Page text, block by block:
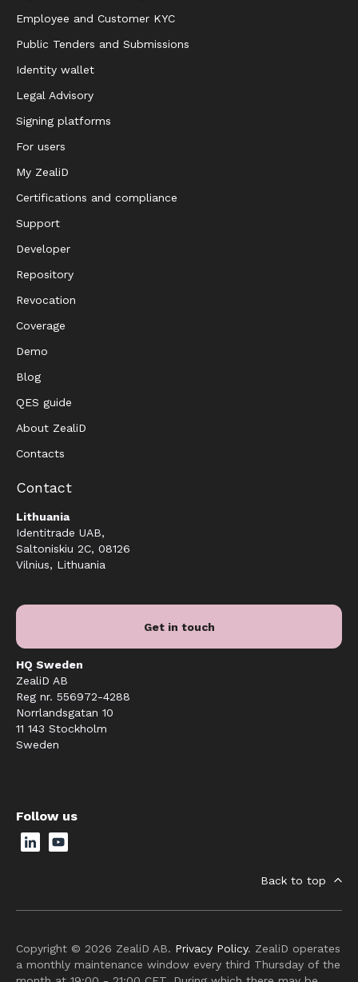
Employee and Customer KYC
Public Tenders and Submissions
Identity wallet
Legal Advisory
Signing platforms
For users
My ZealiD
Certifications and compliance
Support
Developer
Repository
Revocation
Coverage
Demo
Blog
QES guide
About ZealiD
Contacts
Contact
Lithuania
Identitrade UAB,
Saltoniskiu 2C, 08126
Vilnius, Lithuania
Get in touch
HQ Sweden
ZealiD AB
Reg nr. 556972-4288
Norrlandsgatan 10
11 143 Stockholm
Sweden
Follow us
Back to top
Copyright © 2026 ZealiD AB. Privacy Policy. ZealiD operates
a monthly maintenance window every third Thursday of the